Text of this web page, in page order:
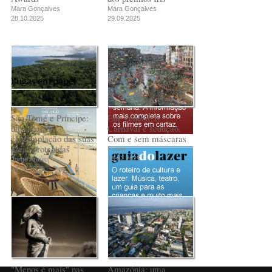
Mara Gonçalves
28.10.2025
Mara Gonçalves
29.09.2025
São Tomé e Príncipe:
um olhar de
contemplação das suas
áreas protegidas
Jorge Araújo
24.03.2025
Em Veneza, o
Carnaval é sedução.
Com e sem máscaras
Fugas
18.02.2025
"Menos é mais" nas
Amazónia: uma
Fugas em papel
PUB